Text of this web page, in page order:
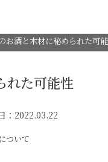
お酒と木材に秘められた可
れた可能性
：2022.03.22
ついて